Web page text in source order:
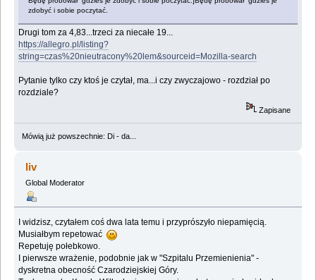
zdobyć i sobie poczytać.
Drugi tom za 4,83...trzeci za niecałe 19...
https://allegro.pl/listing?
string=czas%20nieutracony%20lem&sourceid=Mozilla-search
Pytanie tylko czy ktoś je czytał, ma...i czy zwyczajowo - rozdział po
rozdziale?
Zapisane
Mówią już powszechnie: Di - da...
liv
Global Moderator
I widzisz, czytałem coś dwa lata temu i przyprószyło niepamięcią.
Musiałbym repetować
Repetuję połebkowo.
I pierwsze wrażenie, podobnie jak w "Szpitalu Przemienienia" -
dyskretna obecność Czarodziejskiej Góry.